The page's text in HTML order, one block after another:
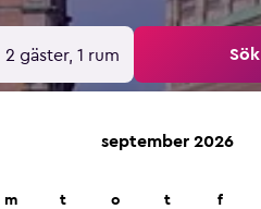
2 gäster, 1 rum Sök
september 2026
m t o t f